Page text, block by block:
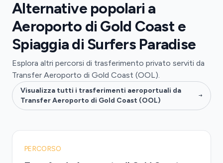
Alternative popolari a
Aeroporto di Gold Coast e
Spiaggia di Surfers Paradise
Esplora altri percorsi di trasferimento privato serviti da
Transfer Aeroporto di Gold Coast (OOL).
Visualizza tutti i trasferimenti aeroportuali da
Transfer Aeroporto di Gold Coast (OOL)
PERCORSO